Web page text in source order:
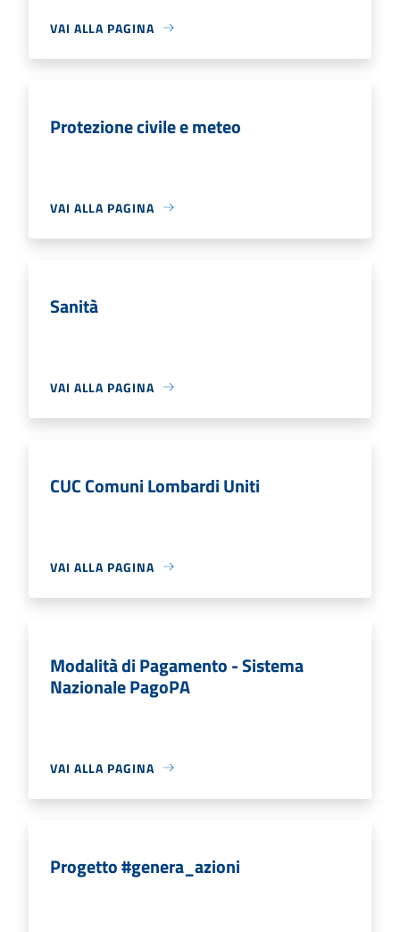
VAI ALLA PAGINA
Protezione civile e meteo
VAI ALLA PAGINA
Sanità
VAI ALLA PAGINA
CUC Comuni Lombardi Uniti
VAI ALLA PAGINA
Modalità di Pagamento - Sistema
Nazionale PagoPA
VAI ALLA PAGINA
Progetto #genera_azioni